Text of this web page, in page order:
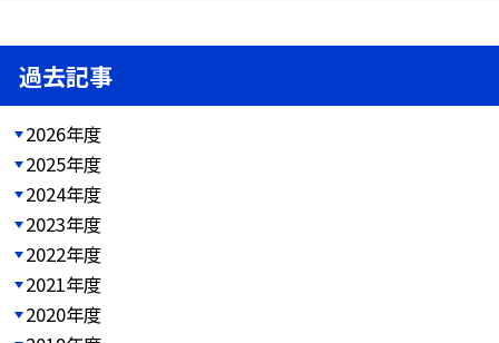
過去記事
2026年度
2025年度
2024年度
2023年度
2022年度
2021年度
2020年度